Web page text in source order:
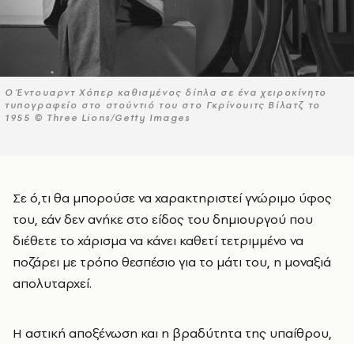
Ο Έντουαρντ Χόπερ καθισμένος δίπλα σε ένα χειροκίνητο
τυπογραφείο στο στούντιό του στο Γκρίνουιτς Βίλατζ το
1955 © Three Lions/Getty Images
Σε ό,τι θα μπορούσε να χαρακτηριστεί γνώριμο ύφος
του, εάν δεν ανήκε στο είδος του δημιουργού που
διέθετε το χάρισμα να κάνει καθετί τετριμμένο να
ποζάρει με τρόπο θεσπέσιο για το μάτι του, η μοναξιά
απολυταρχεί.
Η αστική αποξένωση και η βραδύτητα της υπαίθρου,